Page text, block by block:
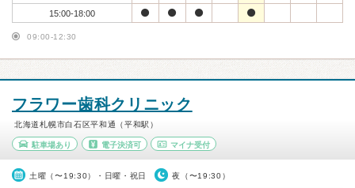
15:00-18:00
09:00-12:30
フラワー歯科クリニック
北海道札幌市白石区平和通（平和駅）
駐車場あり 電子決済可 マイナ受付
土曜（〜19:30）・日曜・祝日 夜（〜19:30）